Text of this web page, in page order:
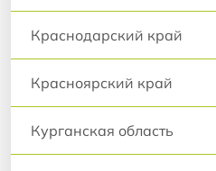
Краснодарский край
Красноярский край
Курганская область